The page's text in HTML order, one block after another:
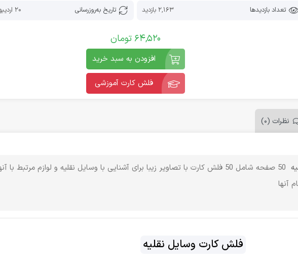
تعداد بازدیدها 2,163 بازدید تاریخ به‌روز‌رسانی 20 اردیبهشت 1405
64,520 تومان
افزودن به سبد خرید
فلش کارت آموزشی
نظرات (0)
50 صفحه شامل 50 فلش کارت با تصاویر زیبا برای آشنایی با وسایل نقلیه و لوازم مرتبط با
آنها
فلش کارت وسایل نقلیه